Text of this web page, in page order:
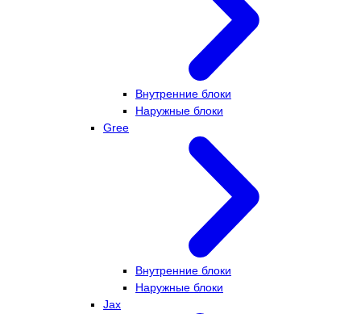
Внутренние блоки
Наружные блоки
Gree
Внутренние блоки
Наружные блоки
Jax